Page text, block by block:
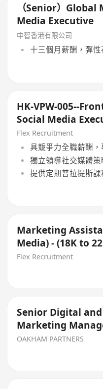
（Senior）
Media Executive
中智香港有限公司
十三個月薪酬，彈性
HK-VPW-005--
Social Media
Creation Focus)
Flex Recruitment
具競爭力全職薪酬
獨立領導社交媒體
提供定期普拉提斯
Marketing
Media) - (18K to
work, Tsuen Wan)
Flex Recruitment
Senior Digital
Marketing
OAKHAM PARTNERS